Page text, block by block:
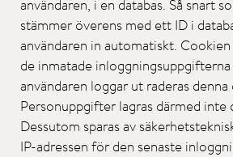
användaren, i en databas. Så snart
stämmer överens med ett ID i
användaren in automatiskt. Cookien
de inmatade
användaren loggar ut raderas
Personuppgifter lagras därmed
Dessutom sparas av
IP-adressen för den senaste